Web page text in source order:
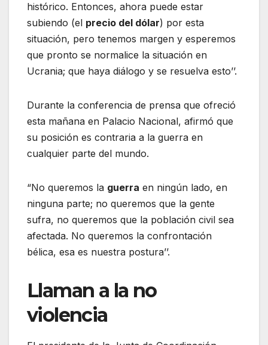
histórico. Entonces, ahora puede estar
subiendo (el precio del dólar) por esta
situación, pero tenemos margen y esperemos
que pronto se normalice la situación en
Ucrania; que haya diálogo y se resuelva esto’’.
Durante la conferencia de prensa que ofreció
esta mañana en Palacio Nacional, afirmó que
su posición es contraria a la guerra en
cualquier parte del mundo.
“No queremos la guerra en ningún lado, en
ninguna parte; no queremos que la gente
sufra, no queremos que la población civil sea
afectada. No queremos la confrontación
bélica, esa es nuestra postura’’.
Llaman a la no
violencia